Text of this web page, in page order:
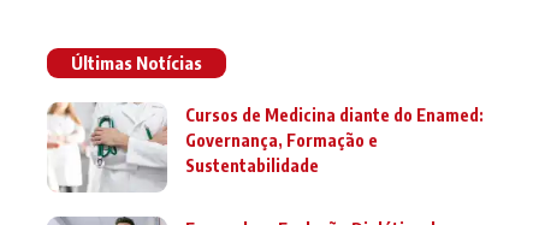
Últimas Notícias
Cursos de Medicina diante do Enamed:
Governança, Formação e
Sustentabilidade